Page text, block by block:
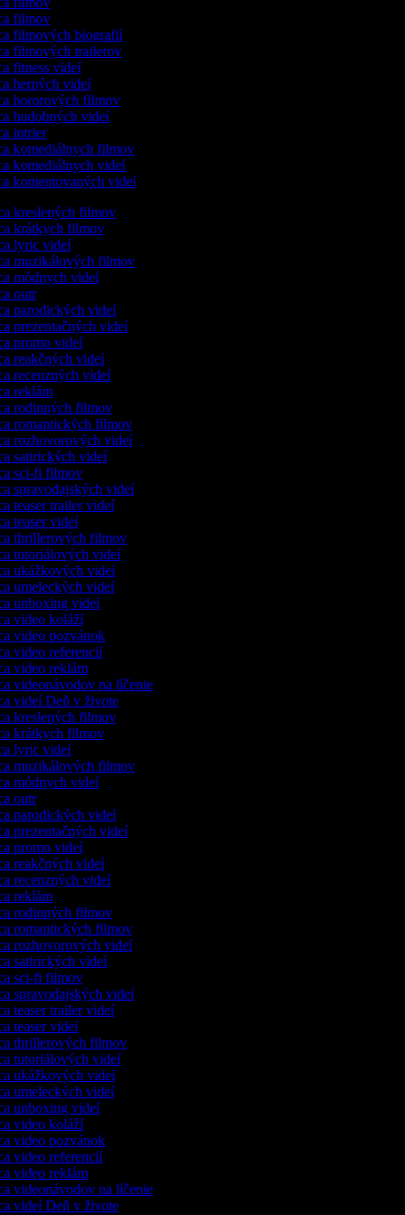
filmov
filmových biografií
filmových trailerov
fitness videí
herných videí
hororových filmov
hudobných videí
intrier
komediálnych filmov
komediálnych videí
komentovaných videí
kreslených filmov
krátkych filmov
lyric videí
muzikálových filmov
módnych videí
outr
parodických videí
prezentačných videí
promo videí
reakčných videí
recenzných videí
reklám
rodinných filmov
romantických filmov
rozhovorových videí
satirických videí
sci-fi filmov
spravodajských videí
teaser trailer videí
teaser videí
thrillerových filmov
tutoriálových videí
ukážkových videí
umeleckých videí
unboxing videí
video koláží
video pozvánok
video referencií
video reklám
videonávodov na líčenie
videí Deň v živote
kreslených filmov
krátkych filmov
lyric videí
muzikálových filmov
módnych videí
outr
parodických videí
prezentačných videí
promo videí
reakčných videí
recenzných videí
reklám
rodinných filmov
romantických filmov
rozhovorových videí
satirických videí
sci-fi filmov
spravodajských videí
teaser trailer videí
teaser videí
thrillerových filmov
tutoriálových videí
ukážkových videí
umeleckých videí
unboxing videí
video koláží
video pozvánok
video referencií
video reklám
videonávodov na líčenie
videí Deň v živote